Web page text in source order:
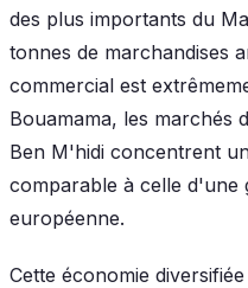
des plus importants du
tonnes de marchandises
commercial est
Bouamama, les marchés
Ben M'hidi concentrent
comparable à celle d'une
européenne.
Cette économie